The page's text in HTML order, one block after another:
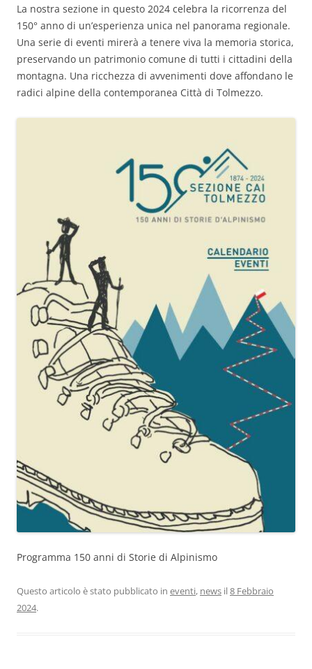
La nostra sezione in questo 2024 celebra la ricorrenza del
150° anno di un’esperienza unica nel panorama regionale.
Una serie di eventi mirerà a tenere viva la memoria storica,
preservando un patrimonio comune di tutti i cittadini della
montagna. Una ricchezza di avvenimenti dove affondano le
radici alpine della contemporanea Città di Tolmezzo.
Programma 150 anni di Storie di Alpinismo
Questo articolo è stato pubblicato in eventi, news il8 Febbraio
2024.